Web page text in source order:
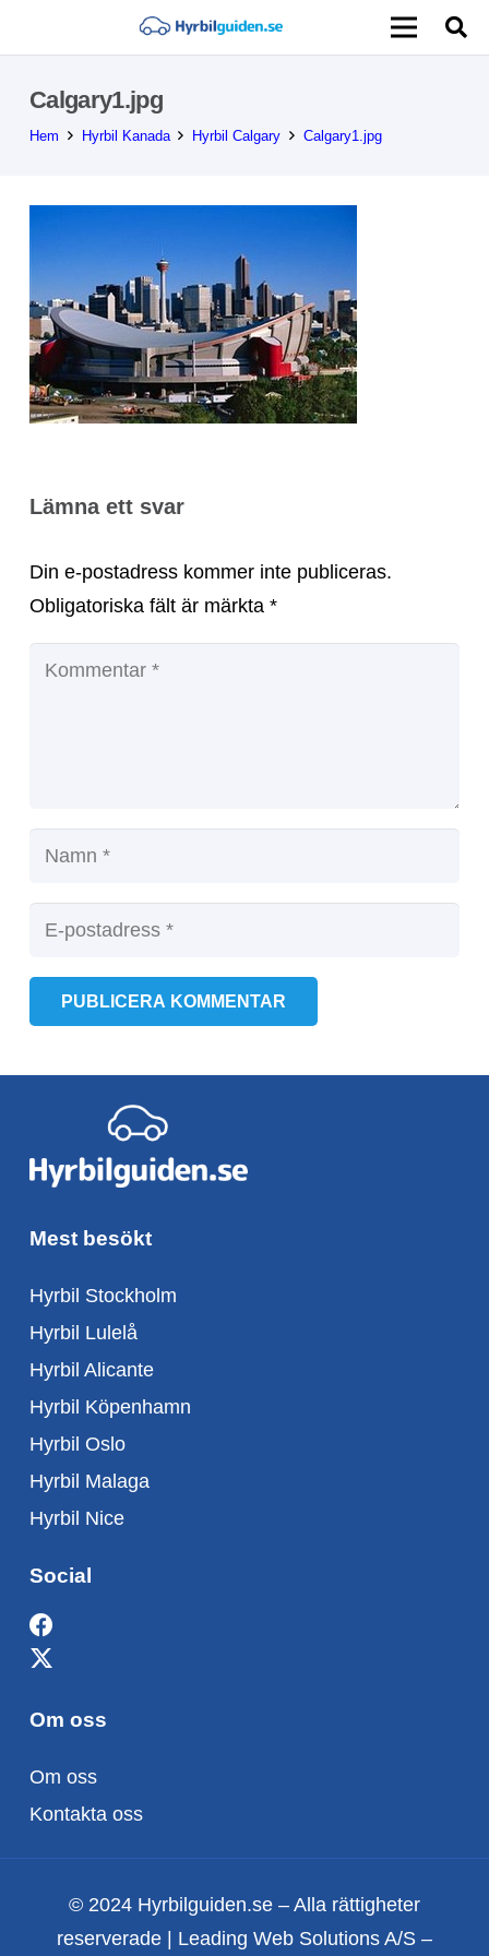
Calgary1.jpg
Hem Hyrbil Kanada Hyrbil Calgary Calgary1.jpg
Lämna ett svar
Din e-postadress kommer inte publiceras.
Obligatoriska fält är märkta *
PUBLICERA KOMMENTAR
Mest besökt
Hyrbil Stockholm
Hyrbil Lulelå
Hyrbil Alicante
Hyrbil Köpenhamn
Hyrbil Oslo
Hyrbil Malaga
Hyrbil Nice
Social
Om oss
Om oss
Kontakta oss
© 2024 Hyrbilguiden.se – Alla rättigheter
reserverade | Leading Web Solutions A/S –